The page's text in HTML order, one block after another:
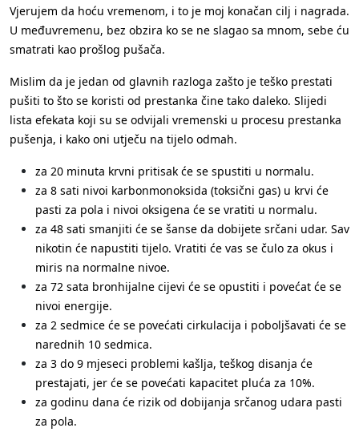
Vjerujem da hoću vremenom, i to je moj konačan cilj i nagrada.
U međuvremenu, bez obzira ko se ne slagao sa mnom, sebe ću
smatrati kao prošlog pušača.
Mislim da je jedan od glavnih razloga zašto je teško prestati
pušiti to što se koristi od prestanka čine tako daleko. Slijedi
lista efekata koji su se odvijali vremenski u procesu prestanka
pušenja, i kako oni utječu na tijelo odmah.
za 20 minuta krvni pritisak će se spustiti u normalu.
za 8 sati nivoi karbonmonoksida (toksični gas) u krvi će
pasti za pola i nivoi oksigena će se vratiti u normalu.
za 48 sati smanjiti će se šanse da dobijete srčani udar. Sav
nikotin će napustiti tijelo. Vratiti će vas se čulo za okus i
miris na normalne nivoe.
za 72 sata bronhijalne cijevi će se opustiti i povećat će se
nivoi energije.
za 2 sedmice će se povećati cirkulacija i poboljšavati će se
narednih 10 sedmica.
za 3 do 9 mjeseci problemi kašlja, teškog disanja će
prestajati, jer će se povećati kapacitet pluća za 10%.
za godinu dana će rizik od dobijanja srčanog udara pasti
za pola.